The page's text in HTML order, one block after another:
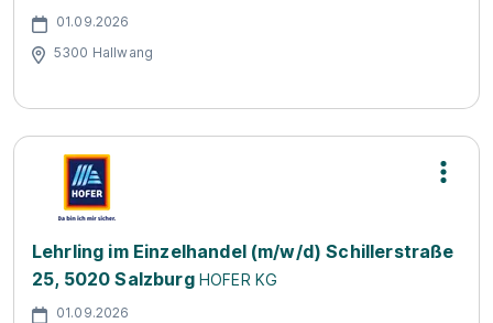
01.09.2026
5300 Hallwang
Lehrling im Einzelhandel (m/w/d) Schillerstraße
25, 5020 Salzburg HOFER KG
01.09.2026